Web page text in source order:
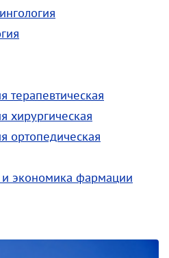
терапевтическая
хирургическая
ортопедическая
экономика фармации